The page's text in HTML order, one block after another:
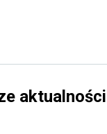
aktualności